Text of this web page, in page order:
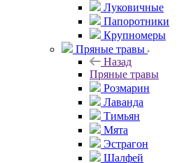
Луковичные
Папоротники
Крупномеры
Пряные травы
Назад
Пряные травы
Розмарин
Лаванда
Тимьян
Мята
Эстрагон
Шалфей